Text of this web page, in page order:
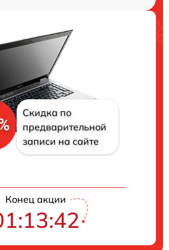
Скидка по
предварительной
записи на сайте
Конец акции